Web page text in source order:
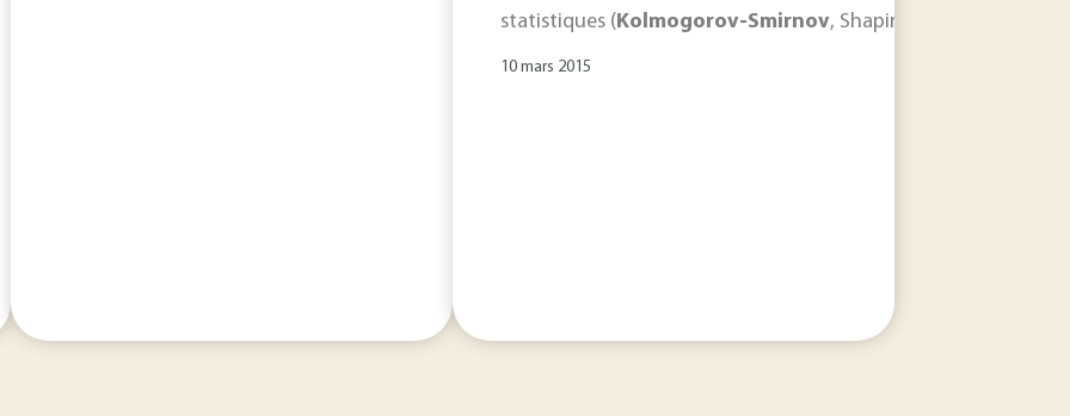
statistiques (Kolmogorov-Smirnov, Shapirow-Wilk). Elle est
10 mars 2015